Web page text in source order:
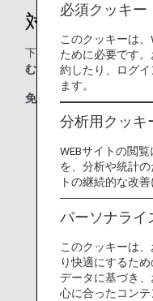
対象者
下記の免除者を除き、
む)
が対象となります。
免除者
特別永住者
16歳未満の方
「外交」又は「公
うとする方
国の行政機関の長
「（外交）又は（
おうとする」また
に準じて法務省令
必須クッキー
このクッキーは
ために必要です
約したり、ログ
ます。
分析用クッキ
WEBサイトの閲
を、分析や統計の
トの継続的な改善
パーソナライ
このクッキーは
り快適にするた
データに基づき
心に合ったコンテ